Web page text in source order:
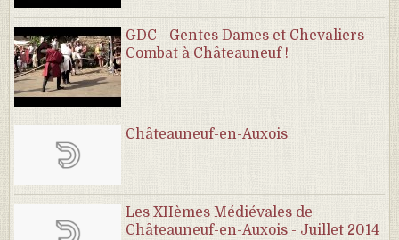
GDC - Gentes Dames et Chevaliers -
Combat à Châteauneuf !
Châteauneuf-en-Auxois
Les XIIèmes Médiévales de
Châteauneuf-en-Auxois - Juillet 2014